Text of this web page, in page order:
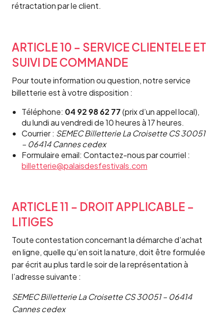
rétractation par le client.
ARTICLE 10 – SERVICE CLIENTELE ET
SUIVI DE COMMANDE
Pour toute information ou question, notre service
billetterie est à votre disposition :
Téléphone: 04 92 98 62 77(prix d’un appel local),
du lundi au vendredi de 10 heures à 17 heures.
Courrier : SEMEC Billetterie La Croisette CS 30051
– 06414 Cannes cedex
Formulaire email: Contactez-nous par courriel :
billetterie@palaisdesfestivals.com
ARTICLE 11 – DROIT APPLICABLE –
LITIGES
Toute contestation concernant la démarche d’achat
en ligne, quelle qu’en soit la nature, doit être formulée
par écrit au plus tard le soir de la représentation à
l’adresse suivante :
SEMEC Billetterie La Croisette CS 30051 – 06414
Cannes cedex